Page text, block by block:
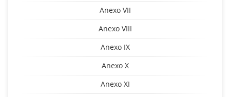
Anexo VII
Anexo VIII
Anexo IX
Anexo X
Anexo XI